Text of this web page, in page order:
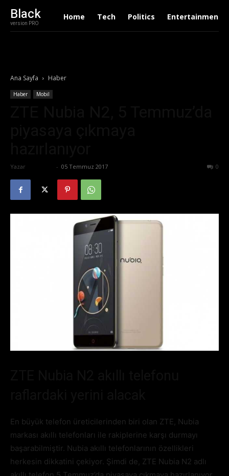
Black
version PRO
Home Tech Politics Entertainment
Ana Sayfa Haber
Haber Mobil
Yazar - 05 Temmuz 2017 0
En büyük telefon üreticilerinden biri olan ZTE, Nubia
markası akıllı telefonları ile rakiplerine karşı durmayı
başarabilmiştir. Nubia akıllı telefonlarının özellikleri
herkesin dikkatini çekiyor. Şimdi de, ZTE Nubia N2 adlı